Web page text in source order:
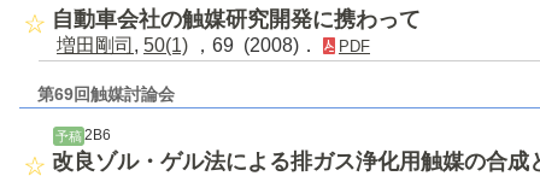
自動車会社の触媒研究開発に携わって
増田剛司 , 50(1) ，69 (2008)． PDF
第69回触媒討論会
予稿 2B6
改良ゾル・ゲル法による排ガス浄化用触媒の合成